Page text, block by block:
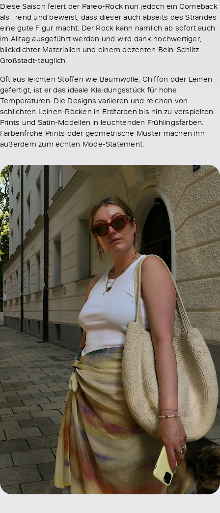
Diese Saison feiert der Pareo-Rock nun jedoch ein Comeback
als Trend und beweist, dass dieser auch abseits des Strandes
eine gute Figur macht. Der Rock kann nämlich ab sofort auch
im Alltag ausgeführt werden und wird dank hochwertiger,
blickdichter Materialien und einem dezenten Bein-Schlitz
Großstadt-tauglich.
Oft aus leichten Stoffen wie Baumwolle, Chiffon oder Leinen
gefertigt, ist er das ideale Kleidungsstück für hohe
Temperaturen. Die Designs variieren und reichen von
schlichten Leinen-Röcken in Erdfarben bis hin zu verspielten
Prints und Satin-Modellen in leuchtenden Frühlingsfarben.
Farbenfrohe Prints oder geometrische Muster machen ihn
außerdem zum echten Mode-Statement.